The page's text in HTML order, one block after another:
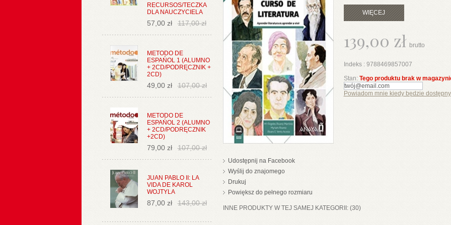
RECURSOS/TECZKA
DLA NAUCZYCIELA
57,00 zł 117,00 zł
METODO DE
ESPAŃOL 1 (ALUMNO
+ 2CD/PODRĘCZNIK +
2CD)
49,00 zł 107,00 zł
METODO DE
ESPAŃOL 2 (ALUMNO
+ 2CD/PODRĘCZNIK
+2CD)
79,00 zł 107,00 zł
JUAN PABLO II: LA
VIDA DE KAROL
WOJTYLA
87,00 zł 143,00 zł
Udostępnij na Facebook
Wyślij do znajomego
Drukuj
Powiększ do pełnego rozmiaru
WIĘCEJ
139,00 zł brutto
Indeks : 9788469857007
Stan: Tego produktu brak w
Powiadom mnie kiedy będzie dostępny
INNE PRODUKTY W TEJ SAMEJ KATEGORII: (30)